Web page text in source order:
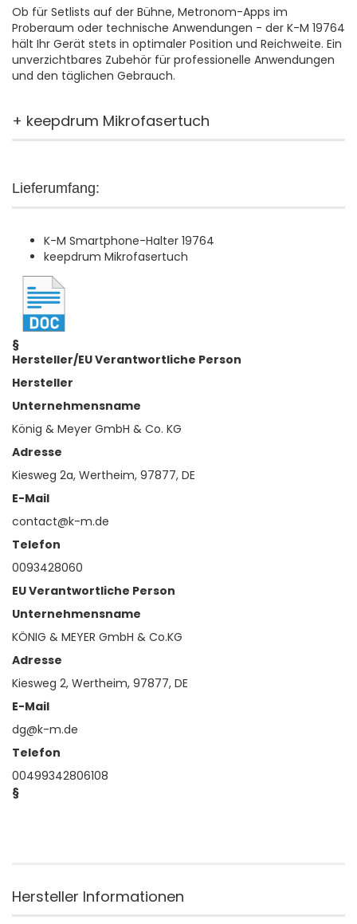
Ob für Setlists auf der Bühne, Metronom-Apps im
Proberaum oder technische Anwendungen - der K-M 19764
hält Ihr Gerät stets in optimaler Position und Reichweite. Ein
unverzichtbares Zubehör für professionelle Anwendungen
und den täglichen Gebrauch.
+ keepdrum Mikrofasertuch
Lieferumfang:
K-M Smartphone-Halter 19764
keepdrum Mikrofasertuch
§
Hersteller/EU Verantwortliche Person
Hersteller
Unternehmensname
König & Meyer GmbH & Co. KG
Adresse
Kiesweg 2a, Wertheim, 97877, DE
E-Mail
contact@k-m.de
Telefon
0093428060
EU Verantwortliche Person
Unternehmensname
KÖNIG & MEYER GmbH & Co.KG
Adresse
Kiesweg 2, Wertheim, 97877, DE
E-Mail
dg@k-m.de
Telefon
00499342806108
§
Hersteller Informationen